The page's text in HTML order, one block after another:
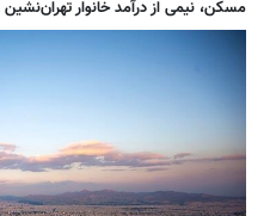
مسکن، نیمی از درآمد خانوار تهران‌نشین